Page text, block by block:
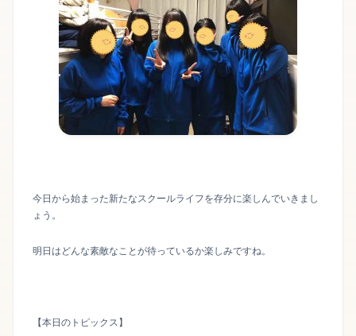
今日から始まった新たなスクールライフを存分に楽しんでいきまし
ょう。
明日はどんな素敵なことが待っているか楽しみですね。
【本日のトピックス】